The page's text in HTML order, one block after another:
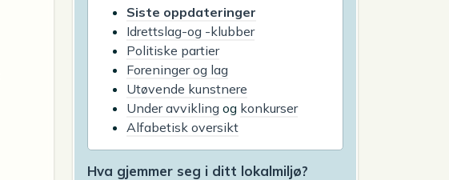
Siste oppdateringer
Idrettslag-og -klubber
Politiske partier
Foreninger og lag
Utøvende kunstnere
Under avvikling og konkurser
Alfabetisk oversikt
Hva gjemmer seg i ditt lokalmiljø?